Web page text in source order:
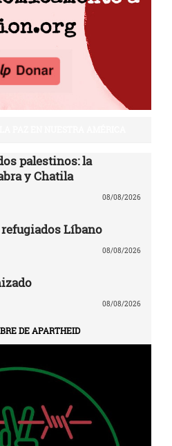
palestinos: la
y Chatila
08/08/2026
Líbano
08/08/2026
08/08/2026
DE APARTHEID